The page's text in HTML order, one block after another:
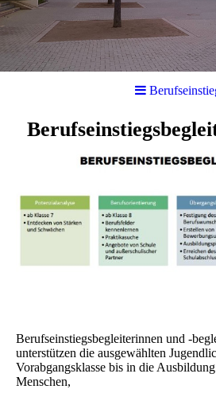
Berufseinstiegsbegleiterinnen und -
unterstützen die ausgewählten
Vorabgangsklasse bis in die
Menschen,